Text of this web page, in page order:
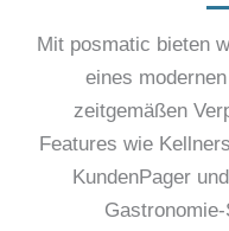
Mit posmatic bieten
eines
zeitgemäßen
Features wie
KundenPager